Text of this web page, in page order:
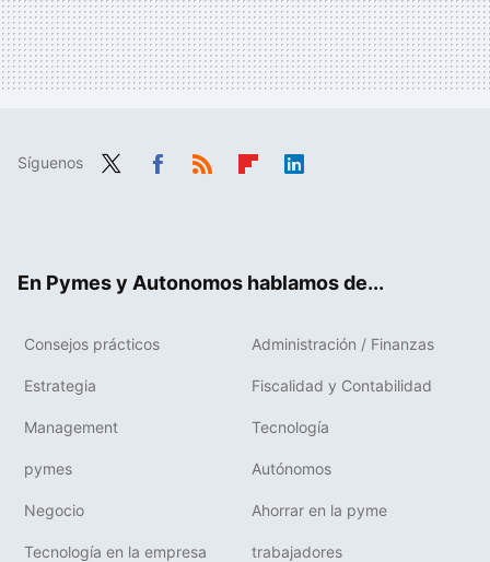
Síguenos
En Pymes y Autonomos hablamos de...
Consejos prácticos Administración / Finanzas
Estrategia Fiscalidad y Contabilidad
Management Tecnología
pymes Autónomos
Negocio Ahorrar en la pyme
Tecnología en la empresa trabajadores